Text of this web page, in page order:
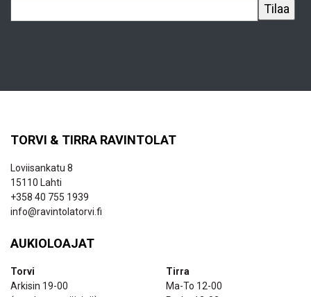
TORVI & TIRRA RAVINTOLAT
Loviisankatu 8
15110 Lahti
+358 40 755 1939
info@ravintolatorvi.fi
AUKIOLOAJAT
Torvi
Arkisin 19-00
Tirra
Ma-To 12-00